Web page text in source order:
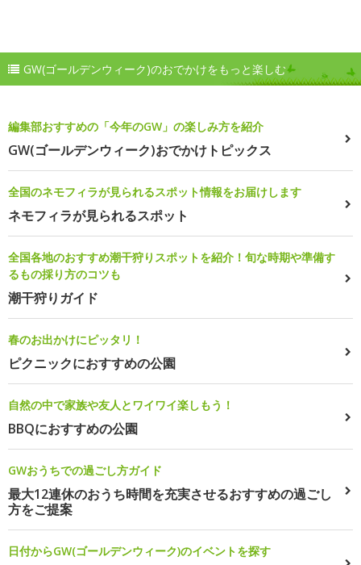
GW(ゴールデンウィーク)のおでかけをもっと楽しむ
編集部おすすめの「今年のGW」の楽しみ方を紹介
GW(ゴールデンウィーク)おでかけトピックス
全国のネモフィラが見られるスポット情報をお届けします
ネモフィラが見られるスポット
全国各地のおすすめ潮干狩りスポットを紹介！旬な時期や準備す
るもの採り方のコツも
潮干狩りガイド
春のお出かけにピッタリ！
ピクニックにおすすめの公園
自然の中で家族や友人とワイワイ楽しもう！
BBQにおすすめの公園
GWおうちでの過ごし方ガイド
最大12連休のおうち時間を充実させるおすすめの過ごし
方をご提案
日付からGW(ゴールデンウィーク)のイベントを探す